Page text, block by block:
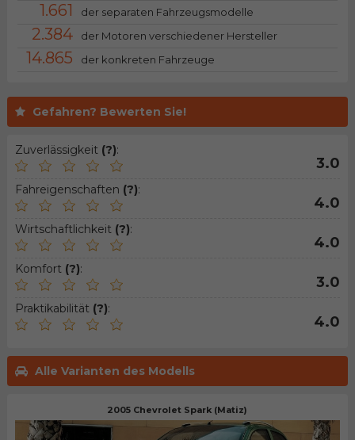
Gefahren? Bewerten Sie!
Zuverlässigkeit (?):
3.0
Fahreigenschaften (?):
4.0
Wirtschaftlichkeit (?):
4.0
Komfort (?):
3.0
Praktikabilität (?):
4.0
Alle Varianten des Modells
2005 Chevrolet Spark (Matiz)
1.661 der separaten Fahrzeugsmodelle
2.384 der Motoren verschiedener Hersteller
14.865 der konkreten Fahrzeuge